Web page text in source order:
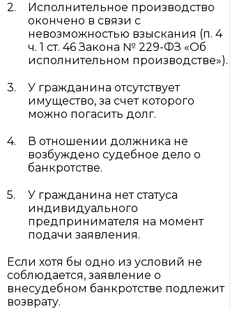
Исполнительное производство
окончено в связи с
невозможностью взыскания (п. 4
ч. 1 ст. 46 Закона № 229-ФЗ «Об
исполнительном производстве»).
У гражданина отсутствует
имущество, за счет которого
можно погасить долг.
В отношении должника не
возбуждено судебное дело о
банкротстве.
У гражданина нет статуса
индивидуального
предпринимателя на момент
подачи заявления.
Если хотя бы одно из условий не
соблюдается, заявление о
внесудебном банкротстве подлежит
возврату.